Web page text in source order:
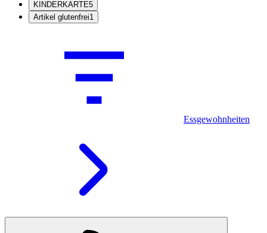
KINDERKARTE5
Artikel glutenfrei1
Essgewohnheiten